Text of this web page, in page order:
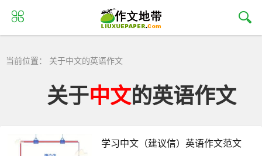
当前位置： 关于中文的英语作文
关于中文的英语作文
学习中文（建议信）英语作文范文